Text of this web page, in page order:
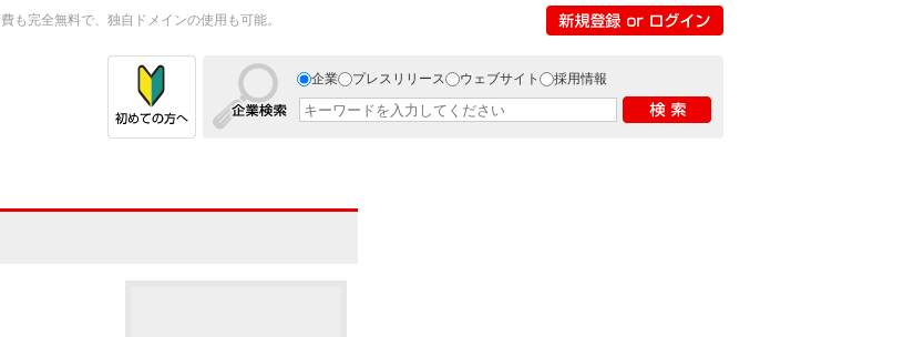
も完全無料で、独自ドメインの使用も可能。
企業 プレスリリース ウェブサイト 採用情報